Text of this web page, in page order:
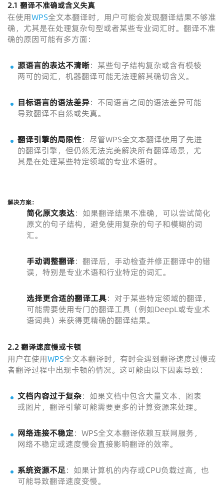
2.1 翻译不准确或含义失真
在使用WPS全文本翻译时，用户可能会发现翻译结果不够准
确，尤其是在处理复杂句型或者某些专业词汇时。翻译不准
确的原因可能有多方面：
源语言的表达不清晰：某些句子结构复杂或含有模棱
两可的词汇，机器翻译可能无法理解其确切含义。
目标语言的语法差异：不同语言之间的语法差异可能
导致翻译不自然或失真。
翻译引擎的局限性：尽管WPS全文本翻译使用了先进
的翻译引擎，但仍然无法完美解决所有翻译场景，尤
其是在处理某些特定领域的专业术语时。
解决方案：
简化原文表达：如果翻译结果不准确，可以尝试简化
原文的句子结构，避免使用复杂的句子和模糊的词
汇。
手动调整翻译：翻译后，手动检查并修正翻译中的错
误，特别是专业术语和行业特定的词汇。
选择更合适的翻译工具：对于某些特定领域的翻译，
可能需要使用专门的翻译工具（例如DeepL或专业术
语词典）来获得更精确的翻译结果。
2.2 翻译速度慢或卡顿
用户在使用WPS全文本翻译时，有时会遇到翻译速度过慢或
者翻译过程中出现卡顿的情况。这可能由以下因素导致：
文档内容过于复杂：如果文档中包含大量文本、图表
或图片，翻译引擎可能需要更多的计算资源来处理。
网络连接不稳定：WPS全文本翻译依赖互联网服务，
网络不稳定或速度慢会直接影响翻译的效率。
系统资源不足：如果计算机的内存或CPU负载过高，也
可能导致翻译速度变慢。